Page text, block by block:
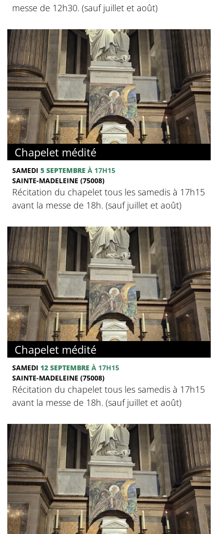
messe de 12h30. (sauf juillet et août)
Chapelet médité
SAMEDI 5 SEPTEMBRE À 17H15
SAINTE-MADELEINE (75008)
Récitation du chapelet tous les samedis à 17h15
avant la messe de 18h. (sauf juillet et août)
Chapelet médité
SAMEDI 12 SEPTEMBRE À 17H15
SAINTE-MADELEINE (75008)
Récitation du chapelet tous les samedis à 17h15
avant la messe de 18h. (sauf juillet et août)